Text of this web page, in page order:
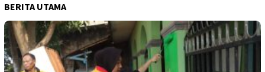
BERITA UTAMA